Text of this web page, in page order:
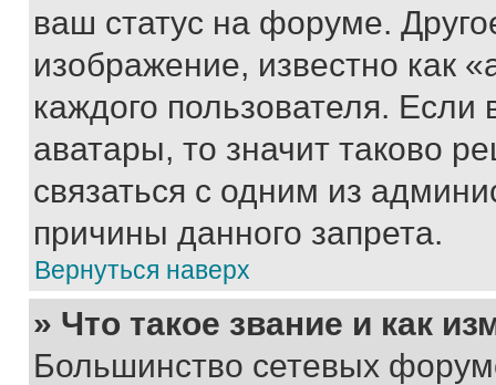
ваш статус на форуме.
изображение, известно как
каждого пользователя.
аватары, то значит таково
связаться с одним из
причины данного запрета.
Вернуться наверх
» Что такое звание и как
Большинство сетевых